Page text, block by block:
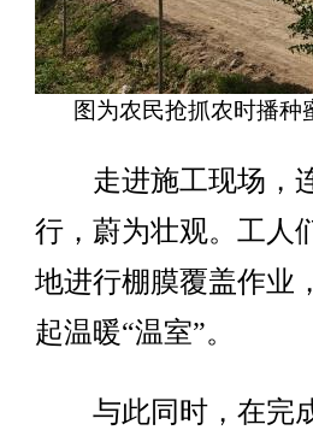
图为农民抢抓农时播种
走进施工现场，连
行，蔚为壮观。工人
地进行棚膜覆盖作业
起温暖“温室”。
与此同时，在完成